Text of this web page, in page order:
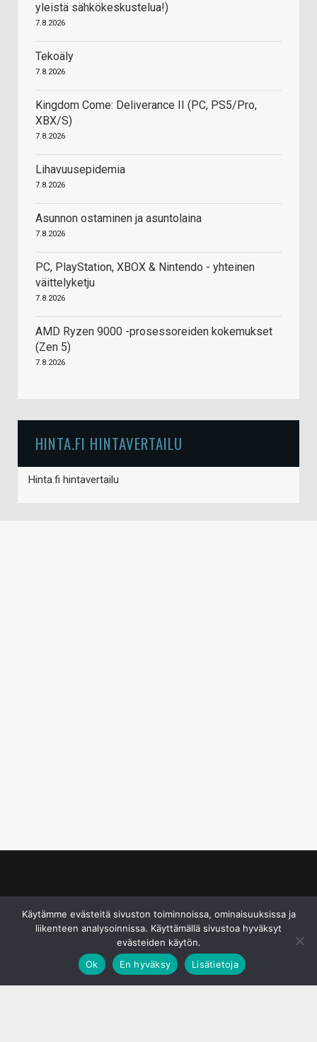
yleistä sähkökeskustelua!)
7.8.2026
Tekoäly
7.8.2026
Kingdom Come: Deliverance II (PC, PS5/Pro,
XBX/S)
7.8.2026
Lihavuusepidemia
7.8.2026
Asunnon ostaminen ja asuntolaina
7.8.2026
PC, PlayStation, XBOX & Nintendo - yhteinen
väittelyketju
7.8.2026
AMD Ryzen 9000 -prosessoreiden kokemukset
(Zen 5)
7.8.2026
HINTA.FI HINTAVERTAILU
Hinta.fi hintavertailu
Käytämme evästeitä sivuston toiminnoissa, ominaisuuksissa ja
liikenteen analysoinnissa. Käyttämällä sivustoa hyväksyt
evästeiden käytön.
Ok
En hyväksy Lisätietoja